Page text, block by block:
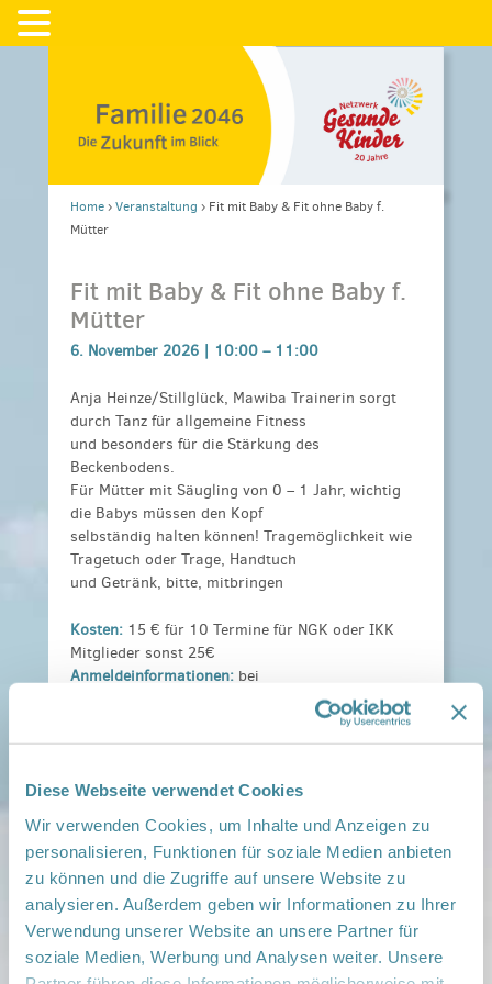
Diese Webseite verwendet Cookies
Wir verwenden Cookies, um Inhalte und Anzeigen zu
personalisieren, Funktionen für soziale Medien anbieten
zu können und die Zugriffe auf unsere Website zu
analysieren. Außerdem geben wir Informationen zu Ihrer
Verwendung unserer Website an unsere Partner für
soziale Medien, Werbung und Analysen weiter. Unsere
Home›Veranstaltung › Fit mit Baby & Fit ohne Baby f.
Mütter
Fit mit Baby & Fit ohne Baby f.
Mütter
6. November 2026 | 10:00 – 11:00
Anja Heinze/Stillglück, Mawiba Trainerin sorgt
durch Tanz für allgemeine Fitness
und besonders für die Stärkung des
Beckenbodens.
Für Mütter mit Säugling von 0 – 1 Jahr, wichtig
die Babys müssen den Kopf
selbständig halten können! Tragemöglichkeit wie
Tragetuch oder Trage, Handtuch
und Getränk, bitte, mitbringen
Kosten: 15 € für 10 Termine für NGK oder IKK
Mitglieder sonst 25€
Anmeldeinformationen: bei
Patricia.schoenfeld@sos-kinderdorf.de, 0170
dorothe.zacharias@lausitzklinik.de
Weitere Informationen: Fit als Mutter Peitz
1.26.pdf
Veranstaltungsort:
FNT SOS Peitz, Oase 99, Jahnplatz 1, 03185 Peitz
› auf Google Maps anzeigen